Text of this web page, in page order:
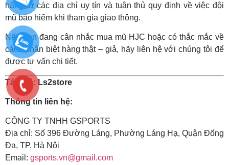
hãng từ các địa chỉ uy tín và tuân thủ quy định về việc đội
mũ bảo hiểm khi tham gia giao thông.
Nếu bạn đang cân nhắc mua mũ HJC hoặc có thắc mắc về
cách phân biệt hàng thật – giả, hãy liên hệ với chúng tôi để
được tư vấn chi tiết.
Tác giả: Ls2store
Thông tin liên hệ:
CÔNG TY TNHH GSPORTS
Địa chỉ: Số 396 Đường Láng, Phường Láng Hạ, Quận Đống
Đa, TP. Hà Nội
Email: gsports.vn@gmail.com